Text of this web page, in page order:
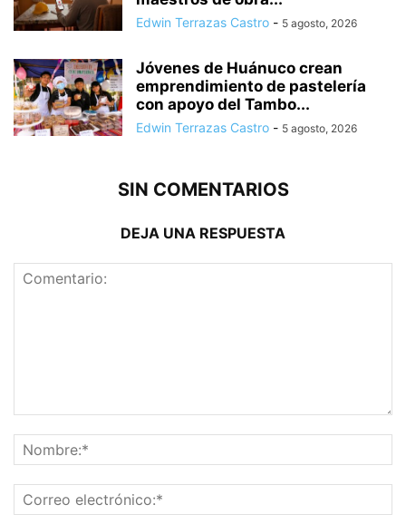
Edwin Terrazas Castro - 5 agosto, 2026
Jóvenes de Huánuco crean
emprendimiento de pastelería
con apoyo del Tambo...
Edwin Terrazas Castro - 5 agosto, 2026
SIN COMENTARIOS
DEJA UNA RESPUESTA